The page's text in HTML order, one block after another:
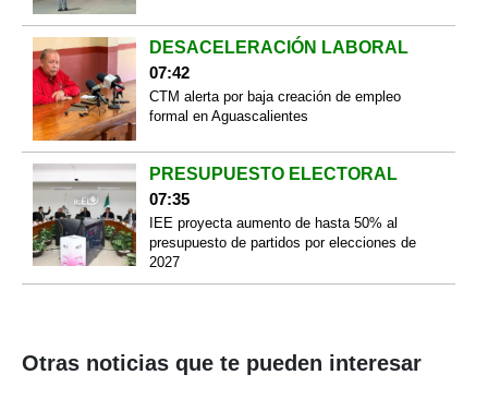
DESACELERACIÓN LABORAL
07:42
CTM alerta por baja creación de empleo
formal en Aguascalientes
PRESUPUESTO ELECTORAL
07:35
IEE proyecta aumento de hasta 50% al
presupuesto de partidos por elecciones de
2027
Otras noticias que te pueden interesar